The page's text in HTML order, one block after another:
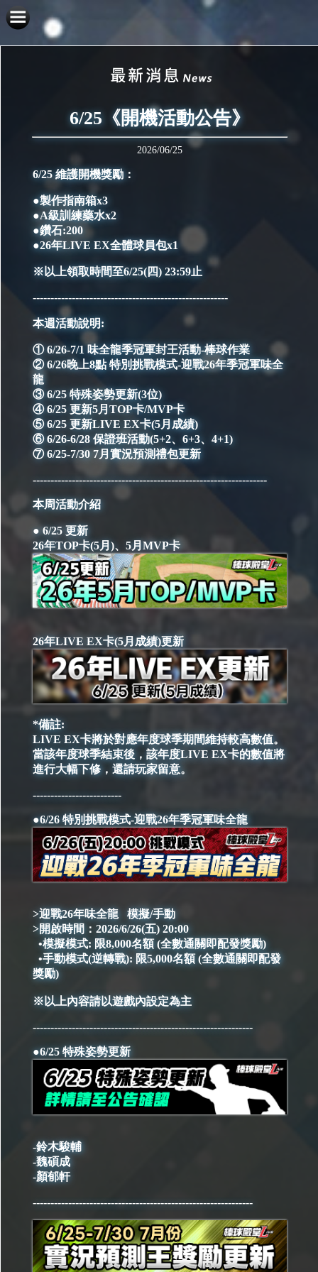
6/25《開機活動公告》
2026/06/25
6/25 維護開機獎勵：
●製作指南箱x3
●A級訓練藥水x2
●鑽石:200
●26年LIVE EX全體球員包x1
※以上領取時間至6/25(四) 23:59止
-------------------------------------------------------
本週活動說明:
① 6/26-7/1 味全龍季冠軍封王活動-棒球作業
② 6/26晚上8點 特別挑戰模式-迎戰26年季冠軍味全
龍
③ 6/25 特殊姿勢更新(3位)
④ 6/25 更新5月TOP卡/MVP卡
⑤ 6/25 更新LIVE EX卡(5月成績)
⑥ 6/26-6/28 保證班活動(5+2、6+3、4+1)
⑦ 6/25-7/30 7月實況預測禮包更新
------------------------------------------------------------------
本周活動介紹
● 6/25 更新
26年TOP卡(5月)、5月MVP卡
26年LIVE EX卡(5月成績)更新
*備註:
LIVE EX卡將於對應年度球季期間維持較高數值。
當該年度球季結束後，該年度LIVE EX卡的數值將
進行大幅下修，還請玩家留意。
-------------------------
●6/26 特別挑戰模式-迎戰26年季冠軍味全龍
>迎戰26年味全龍 模擬/手動
>開啟時間：2026/6/26(五) 20:00
•模擬模式: 限8,000名額 (全數通關即配發獎勵)
•手動模式(逆轉戰): 限5,000名額 (全數通關即配發
獎勵)
※以上內容請以遊戲內設定為主
--------------------------------------------------------------
●6/25 特殊姿勢更新
-鈴木駿輔
-魏碩成
-顏郁軒
--------------------------------------------------------------